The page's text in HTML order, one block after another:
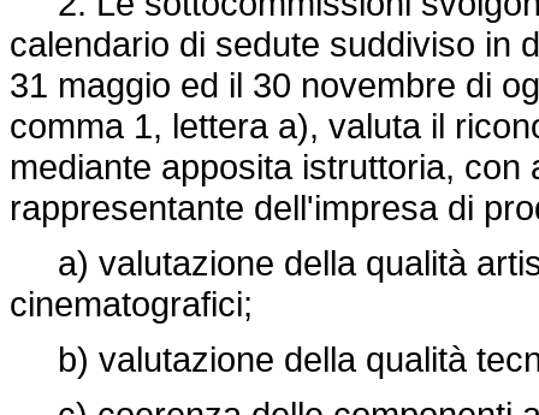
calendario di sedute suddiviso in
31 maggio ed il 30 novembre di
comma 1, lettera a), valuta il
mediante apposita istruttoria, con
rappresentante dell'impresa di
a) valutazione della qualità
cinematografici;
b) valutazione della qualità